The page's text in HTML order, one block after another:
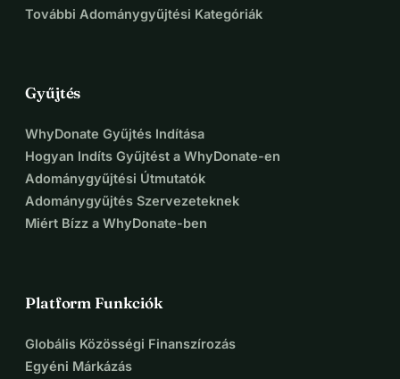
További Adománygyűjtési Kategóriák
Gyűjtés
WhyDonate Gyűjtés Indítása
Hogyan Indíts Gyűjtést a WhyDonate-en
Adománygyűjtési Útmutatók
Adománygyűjtés Szervezeteknek
Miért Bízz a WhyDonate-ben
Platform Funkciók
Globális Közösségi Finanszírozás
Egyéni Márkázás